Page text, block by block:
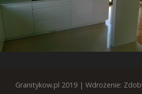
Granitykow.pl 2019 | Wdrożenie: